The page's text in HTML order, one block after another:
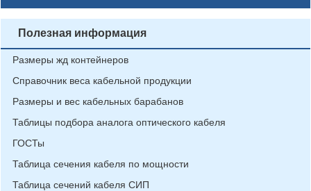
Полезная информация
Размеры жд контейнеров
Справочник веса кабельной продукции
Размеры и вес кабельных барабанов
Таблицы подбора аналога оптического кабеля
ГОСТы
Таблица сечения кабеля по мощности
Таблица сечений кабеля СИП